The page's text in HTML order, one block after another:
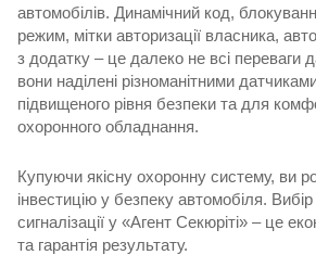
автомобілів. Динамічний код,
peжим, мітки авторизації власника,
з додатку – це далеко не всі переваги
вони наділені різноманітними
підвищеного рівня безпеки та для
охоронного обладнання.
Купуючи якісну охоронну систему, ви
інвестицію у безпеку автомобіля.
сигналізації у «Агент Секюріті» – це
та гарантія результату.